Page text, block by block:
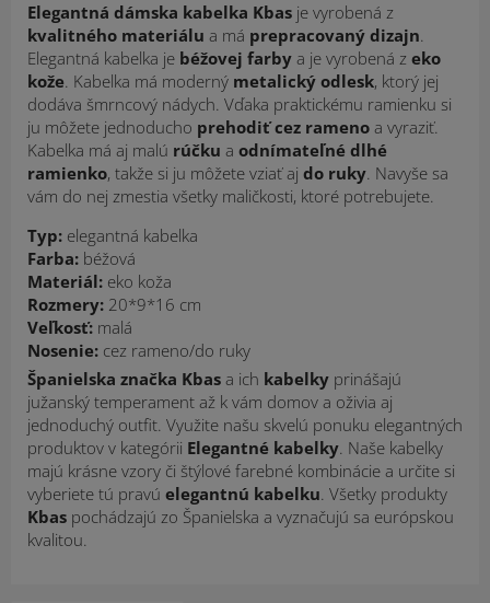
Elegantná dámska kabelka Kbas je vyrobená z
kvalitného materiálu a má prepracovaný dizajn.
Elegantná kabelka je béžovej farby a je vyrobená z eko
kože. Kabelka má moderný metalický odlesk, ktorý jej
dodáva šmrncový nádych. Vďaka praktickému ramienku si
ju môžete jednoducho prehodiť cez rameno a vyraziť.
Kabelka má aj malú rúčku a odnímateľné dlhé
ramienko, takže si ju môžete vziať aj do ruky. Navyše sa
vám do nej zmestia všetky maličkosti, ktoré potrebujete.
Typ: elegantná kabelka
Farba: béžová
Materiál: eko koža
Rozmery: 20*9*16 cm
Veľkosť: malá
Nosenie: cez rameno/do ruky
Španielska značka Kbas a ich kabelky prinášajú
južanský temperament až k vám domov a oživia aj
jednoduchý outfit. Využite našu skvelú ponuku elegantných
produktov v kategórii Elegantné kabelky. Naše kabelky
majú krásne vzory či štýlové farebné kombinácie a určite si
vyberiete tú pravú elegantnú kabelku. Všetky produkty
Kbas pochádzajú zo Španielska a vyznačujú sa európskou
kvalitou.